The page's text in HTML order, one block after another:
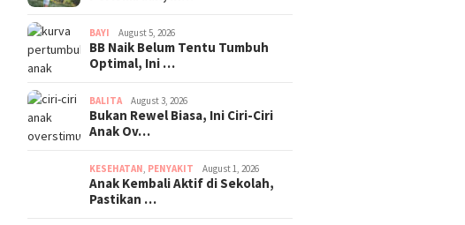
BAYI August 5, 2026
BB Naik Belum Tentu Tumbuh
Optimal, Ini …
BALITA August 3, 2026
Bukan Rewel Biasa, Ini Ciri-Ciri
Anak Ov…
KESEHATAN, PENYAKIT August 1, 2026
Anak Kembali Aktif di Sekolah,
Pastikan …